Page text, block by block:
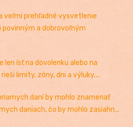
veľmi prehľadné vysvetlenie
a dobrovoľným
len ísť na dovolenku alebo na
limity, zóny, dni a výluky....
daní by mohlo znamenať
daniach, čo by mohlo zasiahn...